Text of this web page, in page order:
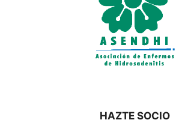
HAZTE SOCIO